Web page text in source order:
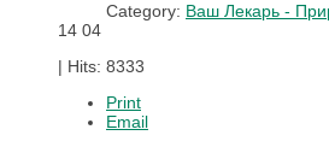
Category: Ваш Лекарь -
14 04
| Hits: 8333
Print
Email